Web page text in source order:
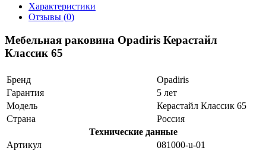
Характеристики
Отзывы (0)
Мебельная раковина Opadiris Керастайл
Классик 65
Бренд
Opadiris
Гарантия
5 лет
Модель
Керастайл Классик 65
Страна
Россия
Технические данные
Артикул
081000-u-01